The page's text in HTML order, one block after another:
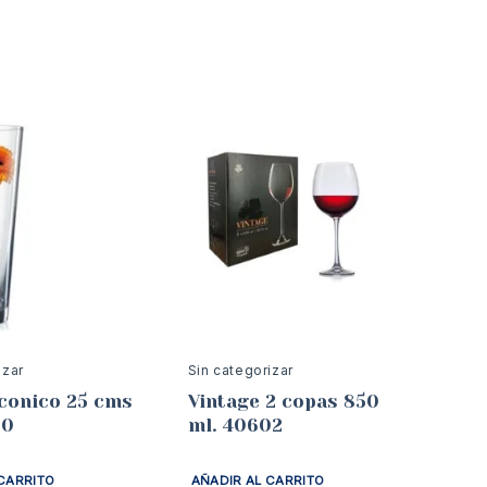
25 cms
Sin categorizar
Vintage 2 copas 850
ml. 40602
AÑADIR AL CARRITO